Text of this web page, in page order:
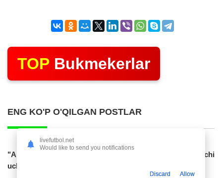
TOP Bukmekerlar
ENG KO'P O'QILGAN POSTLAR
"Al Hilol" O'zbekiston terma jamoasiga gol urgan hujumchi
uchun 70 mln. evro taklif...
livefutbol.net
Would like to send you notifications
Discard Allow